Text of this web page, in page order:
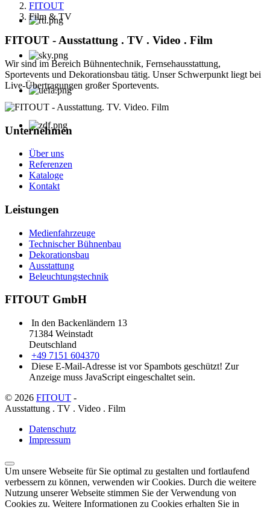
FITOUT
Film & TV
FITOUT - Ausstattung . TV . Video . Film
Wir sind im Bereich Bühnentechnik, Fernsehausstattung,
Sportevents und Dekorationsbau tätig. Unser Schwerpunkt liegt bei
Live-Übertragungen großer Sportevents.
Unternehmen
Über uns
Referenzen
Kataloge
Kontakt
Leistungen
Medienfahrzeuge
Technischer Bühnenbau
Dekorationsbau
Ausstattung
Beleuchtungstechnik
FITOUT GmbH
In den Backenländern 13
71384 Weinstadt
Deutschland
+49 7151 604370
Diese E-Mail-Adresse ist vor Spambots geschützt! Zur
Anzeige muss JavaScript eingeschaltet sein.
© 2026 FITOUT -
Ausstattung . TV . Video . Film
Datenschutz
Impressum
Um unsere Webseite für Sie optimal zu gestalten und fortlaufend
verbessern zu können, verwenden wir Cookies. Durch die weitere
Nutzung unserer Webseite stimmen Sie der Verwendung von
Cookies zu. Weitere Informationen zu Cookies erhalten Sie in